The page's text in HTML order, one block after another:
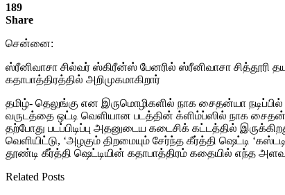
189
Share
சென்னை:
ஸ்ரீனிவாசா சில்வர் ஸ்கிரீன்ஸ் பேனரில் ஸ்ரீனிவாசா சித்தூரி
கதாபாத்திரத்தில் அறிமுகமாகிறார்
தமிழ்- தெலுங்கு என இருமொழிகளில் நாக சைதன்யா நடிப்பில்
வருடத்தை ஒட்டி வெளியான படத்தின் க்ளிம்ப்ஸில் நாக
தற்போது படப்பிடிப்பு அதனுடைய கடைசிக் கட்டத்தில்
வெளியிட்டு, ‘அழகும் திறமையும் சேர்ந்த கீர்த்தி ஷெட்டி
தூண்டி கீர்த்தி ஷெட்டியின் கதாபாத்திரம் கதையில் எந்த
Related Posts